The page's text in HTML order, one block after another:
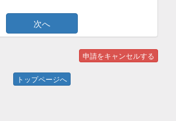
トップページへ